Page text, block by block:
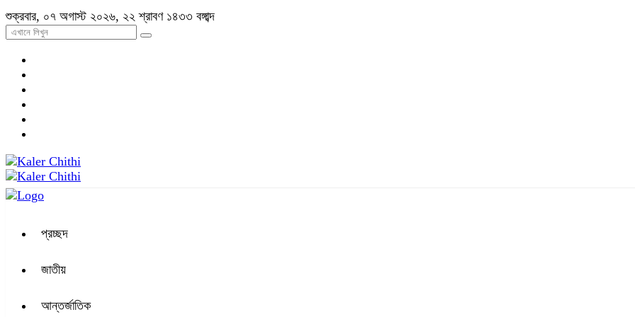
শুক্রবার, ০৭ অগাস্ট ২০২৬, ২২ শ্রাবণ ১৪৩৩ বঙ্গাব্দ
প্রচ্ছদ
জাতীয়
আন্তর্জাতিক